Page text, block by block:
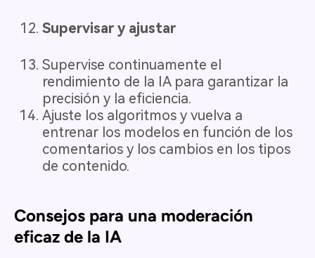
Supervisar y ajustar
Supervise continuamente el
rendimiento de la IA para garantizar la
precisión y la eficiencia.
Ajuste los algoritmos y vuelva a
entrenar los modelos en función de los
comentarios y los cambios en los tipos
de contenido.
Consejos para una moderación
eficaz de la IA